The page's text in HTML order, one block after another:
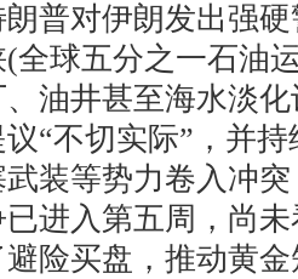
普对伊朗发出强
全球五分之一石油
油井甚至海水淡
“不切实际”，并
装等势力卷入冲
进入第五周，尚
险买盘，推动黄